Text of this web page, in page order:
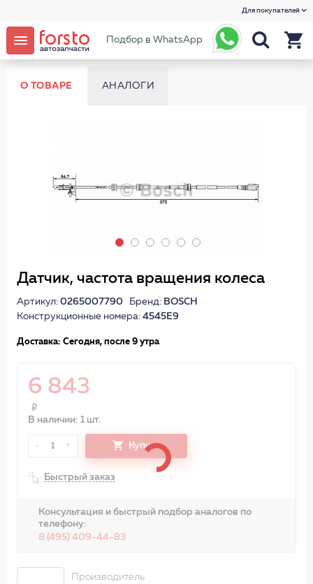
Для покупателей
Подбор в WhatsApp
О ТОВАРЕ АНАЛОГИ
Датчик, частота вращения колеса
Артикул: 0265007790Бренд: BOSCH
Конструкционные номера: 4545E9
Доставка: Сегодня, после 9 утра
6 843
В наличии: 1 шт.
- 1 + Купить
Быстрый заказ
Консультация и быстрый подбор аналогов по
телефону:
8 (495) 409-44-83
Производитель